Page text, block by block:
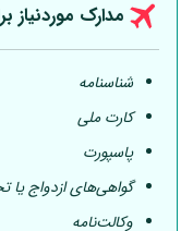
مدارک موردنیاز
شناسنامه
کارت ملی
پاسپورت
گواهی‌های ازدواج یا
وکالت‌نامه